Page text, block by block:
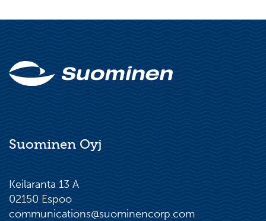
Suominen Oyj
Keilaranta 13 A
02150 Espoo
communications@suominencorp.com